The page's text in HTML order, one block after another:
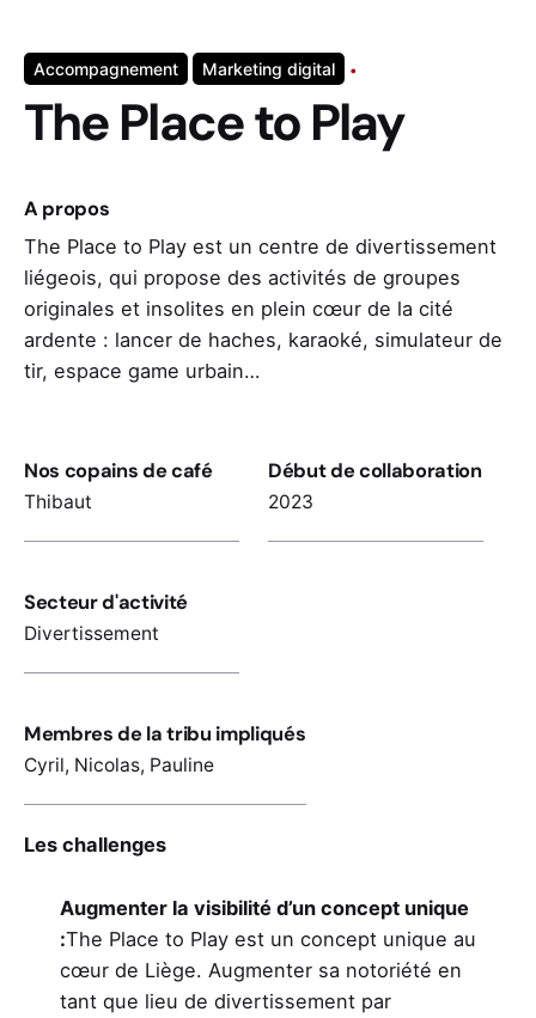
Accompagnement Marketing digital
The Place to Play
A propos
The Place to Play est un centre de divertissement
liégeois, qui propose des activités de groupes
originales et insolites en plein cœur de la cité
ardente : lancer de haches, karaoké, simulateur de
tir, espace game urbain…
Nos copains de café
Thibaut
Début de collaboration
2023
Secteur d'activité
Divertissement
Membres de la tribu impliqués
Cyril, Nicolas, Pauline
Les challenges
Augmenter la visibilité d’un concept unique
:The Place to Play est un concept unique au
cœur de Liège. Augmenter sa notoriété en
tant que lieu de divertissement par